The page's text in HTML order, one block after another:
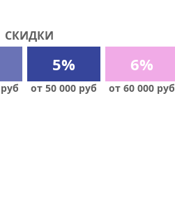
СКИДКИ
5%
от 50 000 руб
6%
от 60 000 руб